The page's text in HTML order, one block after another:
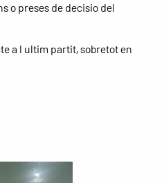
o preses de decisio del
a l ultim partit, sobretot en